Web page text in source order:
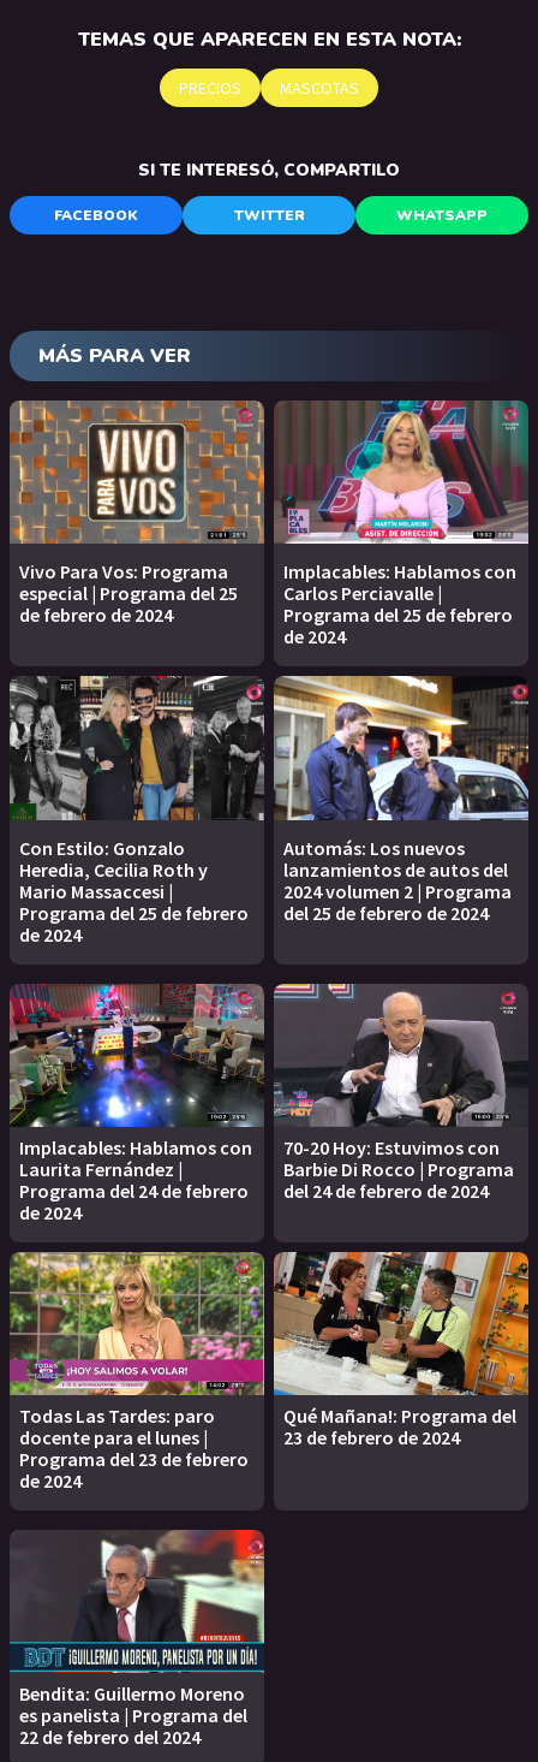
TEMAS QUE APARECEN EN ESTA NOTA:
PRECIOS MASCOTAS
SI TE INTERESÓ, COMPARTILO
FACEBOOK TWITTER WHATSAPP
MÁS PARA VER
Vivo Para Vos: Programa
especial | Programa del 25
de febrero de 2024
Implacables: Hablamos con
Carlos Perciavalle |
Programa del 25 de febrero
de 2024
Con Estilo: Gonzalo
Heredia, Cecilia Roth y
Mario Massaccesi |
Programa del 25 de febrero
de 2024
Automás: Los nuevos
lanzamientos de autos del
2024 volumen 2 | Programa
del 25 de febrero de 2024
Implacables: Hablamos con
Laurita Fernández |
Programa del 24 de febrero
de 2024
70-20 Hoy: Estuvimos con
Barbie Di Rocco | Programa
del 24 de febrero de 2024
Todas Las Tardes: paro
docente para el lunes |
Programa del 23 de febrero
de 2024
Qué Mañana!: Programa del
23 de febrero de 2024
Bendita: Guillermo Moreno
es panelista | Programa del
22 de febrero del 2024